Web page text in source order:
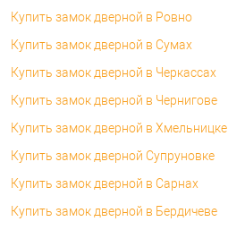
Купить замок дверной в Ровно
Купить замок дверной в Сумах
Купить замок дверной в Черкассах
Купить замок дверной в Чернигове
Купить замок дверной в Хмельницке
Купить замок дверной Супруновке
Купить замок дверной в Сарнах
Купить замок дверной в Бердичеве